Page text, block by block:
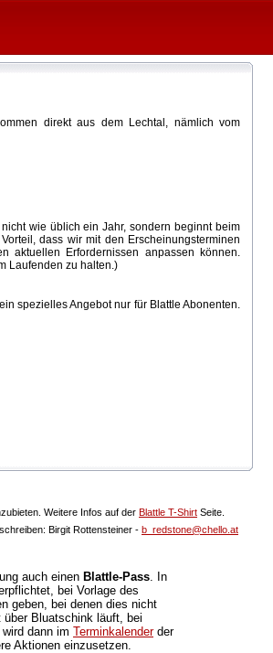
direkt aus dem Lechtal, nämlich vom
wie üblich ein Jahr, sondern beginnt beim
dass wir mit den Erscheinungsterminen
aktuellen Erfordernissen anpassen können.
Laufenden zu halten.)
spezielles Angebot nur für Blattle Abonenten.
Weitere Infos auf der Blattle T-Shirt Seite.
Birgit Rottensteiner - b_redstone@chello.at
auch einen Blattle-Pass. In
bei Vorlage des
geben, bei denen dies nicht
Bluatschink läuft, bei
dann im Terminkalenderder
Aktionen einzusetzen.